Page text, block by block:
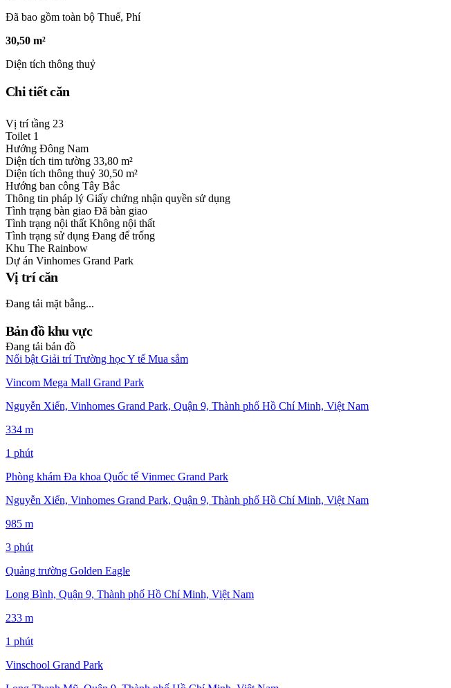
Đã bao gồm toàn bộ Thuế, Phí
30,50 m²
Diện tích thông thuỷ
Chi tiết căn
Vị trí tầng 23
Toilet 1
Hướng Đông Nam
Diện tích tim tường 33,80 m²
Diện tích thông thuỷ 30,50 m²
Hướng ban công Tây Bắc
Thông tin pháp lý Giấy chứng nhận quyền sử dụng
Tình trạng bàn giao Đã bàn giao
Tình trạng nội thất Không nội thất
Tình trạng sử dụng Đang để trống
Khu The Rainbow
Dự án Vinhomes Grand Park
Vị trí căn
Đang tải mặt bằng...
Bản đồ khu vực
Đang tải bản đồ
Nổi bật Giải trí Trường họcY tế Mua sắm
Vincom Mega Mall Grand Park
Nguyễn Xiển, Vinhomes Grand Park, Quận 9, Thành phố Hồ Chí Minh, Việt Nam
334 m
1 phút
Phòng khám Đa khoa Quốc tế Vinmec Grand Park
Nguyễn Xiển, Vinhomes Grand Park, Quận 9, Thành phố Hồ Chí Minh, Việt Nam
985 m
3 phút
Quảng trường Golden Eagle
Long Bình, Quận 9, Thành phố Hồ Chí Minh, Việt Nam
233 m
1 phút
Vinschool Grand Park